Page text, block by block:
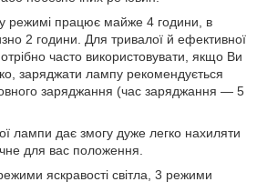
режимі працює майже 4 години, в
2 години. Для тривалої й ефективної
часто використовувати, якщо Ви
заряджати лампу рекомендується
заряджання (час заряджання — 5
лампи дає змогу дуже легко нахиляти
для вас положення.
яскравості світла, 3 режими